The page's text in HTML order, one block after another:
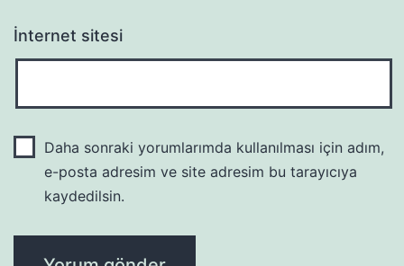
İnternet sitesi
Daha sonraki yorumlarımda kullanılması için adım,
e-posta adresim ve site adresim bu tarayıcıya
kaydedilsin.